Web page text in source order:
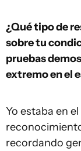
¿Qué tipo de
sobre tu
pruebas
extremo en el
Yo estaba en
recordando